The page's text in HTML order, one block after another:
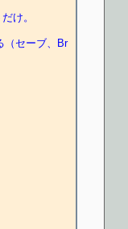
け。
（セーブ、Br